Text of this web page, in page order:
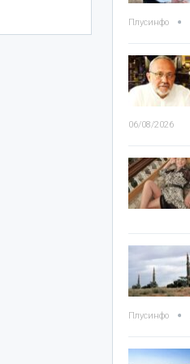
Плусинфо
06/08/2026
Плусинфо